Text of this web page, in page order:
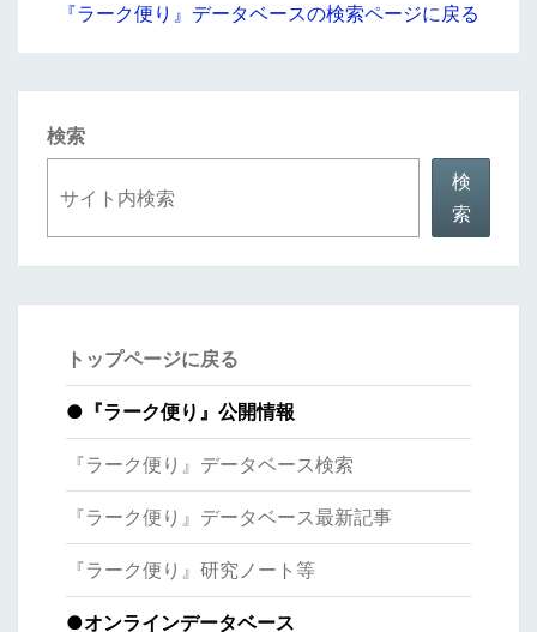
『ラーク便り』データベースの検索ページに戻る
検索
検
索
トップページに戻る
● 『ラーク便り』公開情報
『ラーク便り』データベース検索
『ラーク便り』データベース最新記事
『ラーク便り』研究ノート等
●オンラインデータベース